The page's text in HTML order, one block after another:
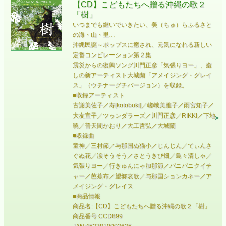
【CD】こどもたちへ贈る沖縄の歌２
「樹」
いつまでも継いでいきたい、美（ちゅ）らふるさと
の海・山・里…
沖縄民謡～ポップスに癒され、元気になれる新しい
定番コンピレーション第２集
震災からの復興ソング川門正彦「気張りヨー」、癒
しの新アーティスト大城蘭「アメイジング・グレイ
ス」（ウチナーグチバージョン）を収録。
■収録アーティスト
古謝美佐子／寿[kotobuki]／嵯峨美雅子／雨宮知子／
大友宣子／ツゥンダラーズ／川門正彦／RIKKI／下地
暁／普天間かおり／大工哲弘／大城蘭
■収録曲
童神／三村節／与那国ぬ猫小／じんじん／てぃんさ
ぐぬ花／涙そうそう／さとうきび畑／島々清しゃ／
気張りヨー／行きゅんにゃ加那節／パニパニクイチ
ャー／芭蕉布／望郷哀歌／与那国ションカネー／ア
メイジング・グレイス
■商品情報
商品名:【CD】こどもたちへ贈る沖縄の歌２「樹」
商品番号:CCD899